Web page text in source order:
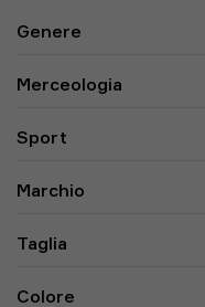
Genere
Merceologia
Sport
Marchio
Taglia
Colore